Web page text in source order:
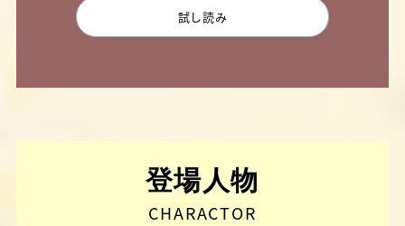
試し読み
登場人物
CHARACTOR